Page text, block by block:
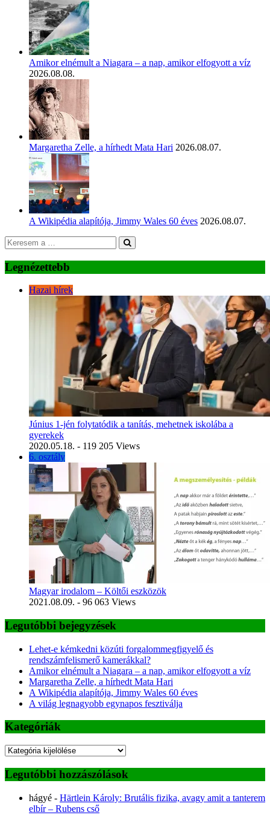
Amikor elnémult a Niagara – a nap, amikor elfogyott a víz
2026.08.08.
Margaretha Zelle, a hírhedt Mata Hari 2026.08.07.
A Wikipédia alapítója, Jimmy Wales 60 éves 2026.08.07.
Legnézettebb
Hazai hírek
Június 1-jén folytatódik a tanítás, mehetnek iskolába a
gyerekek
2020.05.18. - 119 205 Views
6. osztály
Magyar irodalom – Költői eszközök
2021.08.09. - 96 063 Views
Legutóbbi bejegyzések
Lehet-e kémkedni közúti forgalommegfigyelő és
rendszámfelismerő kamerákkal?
Amikor elnémult a Niagara – a nap, amikor elfogyott a víz
Margaretha Zelle, a hírhedt Mata Hari
A Wikipédia alapítója, Jimmy Wales 60 éves
A világ legnagyobb egynapos fesztiválja
Kategóriák
Kategóriák
Legutóbbi hozzászólások
hágyé - Härtlein Károly: Brutális fizika, avagy amit a tanterem
elbír – Rubens cső